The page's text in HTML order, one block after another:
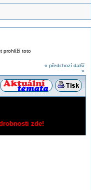
prohlíží toto
« předchozí další
»
zde!